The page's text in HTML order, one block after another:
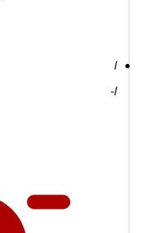
l
l
-